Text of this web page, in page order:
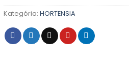
Kategória: HORTENSIA